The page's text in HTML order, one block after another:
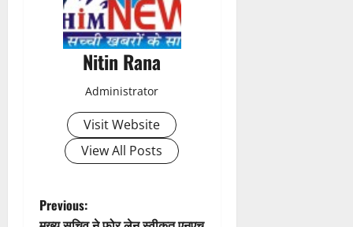
t
Nitin Rana
Administrator
Visit Website
View All Posts
P
Previous: